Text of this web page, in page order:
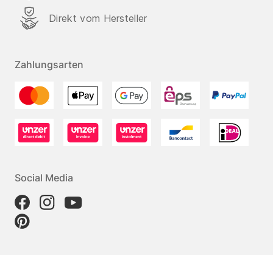
Direkt vom Hersteller
Zahlungsarten
Social Media